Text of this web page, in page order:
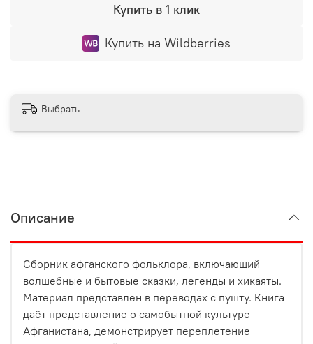
Купить в 1 клик
Купить на Wildberries
Выбрать
Описание
Сборник афганского фольклора, включающий
волшебные и бытовые сказки, легенды и хикаяты.
Материал представлен в переводах с пушту. Книга
даёт представление о самобытной культуре
Афганистана, демонстрирует переплетение